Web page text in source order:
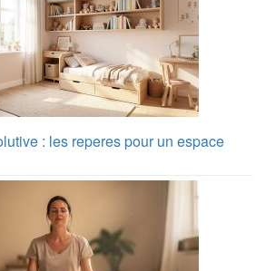
: les reperes pour un espace